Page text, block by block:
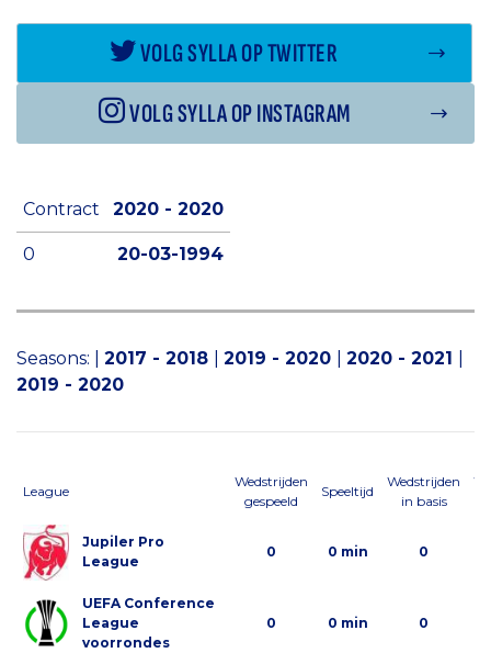
VOLG SYLLA OP TWITTER
VOLG SYLLA OP INSTAGRAM
Contract 2020 - 2020
0 20-03-1994
Seasons: 2017 - 2018 2019 - 2020 2020 - 2021
2019 - 2020
League
Wedstrijden
gespeeld
Speeltijd
Wedstrijden
in basis
Jupiler Pro
League
0 0 min 0
UEFA Conference
League
voorrondes
0 0 min 0